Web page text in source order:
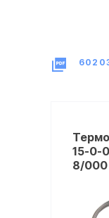
15-0-
8/000